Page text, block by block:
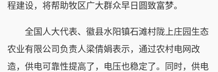
程建设，将帮助牧区广大群众早日圆致富梦。
全国人大代表、徽县水阳镇石滩村陇上庄园生态
农业有限公司负责人梁倩娟表示，通过农村电网改
造，供电可靠性提高了，电压也稳定了。同时，供电